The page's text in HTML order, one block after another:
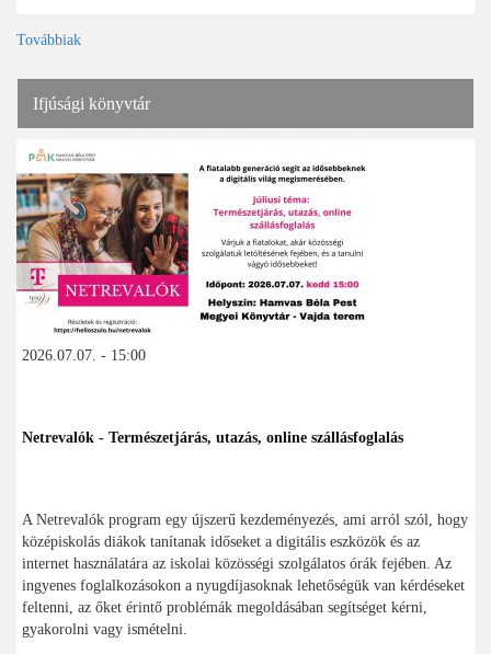
Továbbiak
Ifjúsági könyvtár
2026.07.07. - 15:00
Netrevalók - Természetjárás, utazás, online szállásfoglalás
A Netrevalók program egy újszerű kezdeményezés, ami arról szól, hogy
középiskolás diákok tanítanak időseket a digitális eszközök és az
internet használatára az iskolai közösségi szolgálatos órák fejében. Az
ingyenes foglalkozásokon a nyugdíjasoknak lehetőségük van kérdéseket
feltenni, az őket érintő problémák megoldásában segítséget kérni,
gyakorolni vagy ismételni.